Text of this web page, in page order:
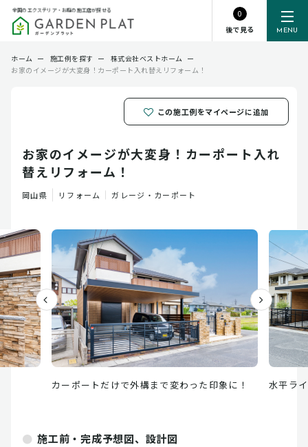
MENU
全国のエクステリア・お庭の施工店が探せる
0
後で見る
ホーム ー 施工例を探す ー 株式会社ベストホーム ー
お家のイメージが大変身！カーポート入れ替えリフォーム！
この施工例をマイページに追加
お家のイメージが大変身！カーポート入れ
替えリフォーム！
岡山県 リフォーム ガレージ・カーポート
カーポートだけで外構まで変わった印象に！ 水平ラ
施工前・完成予想図、設計図